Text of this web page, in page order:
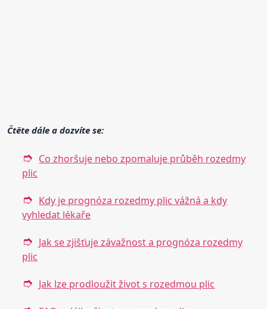
Čtěte dále a dozvíte se:
Co zhoršuje nebo zpomaluje průběh rozedmy
plic
Kdy je prognóza rozedmy plic vážná a kdy
vyhledat lékaře
Jak se zjišťuje závažnost a prognóza rozedmy
plic
Jak lze prodloužit život s rozedmou plic